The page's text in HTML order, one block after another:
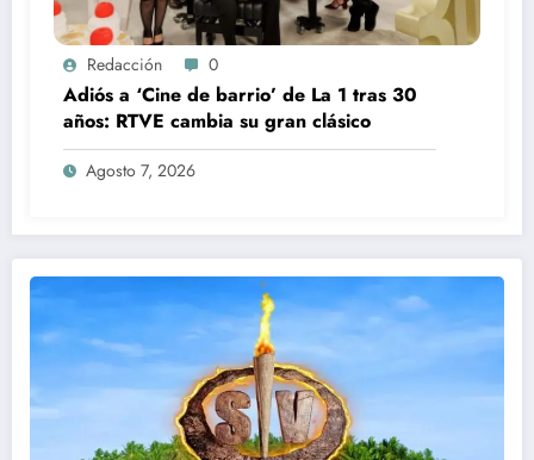
Redacción 0
Adiós a ‘Cine de barrio’ de La 1 tras 30
años: RTVE cambia su gran clásico
Agosto 7, 2026